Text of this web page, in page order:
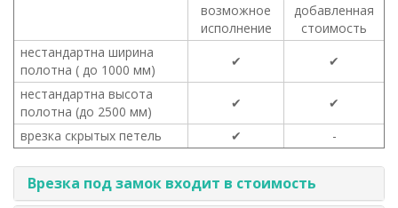
возможное
исполнение
добавленная
стоимость
нестандартна ширина
полотна ( до 1000 мм)
✔
✔
нестандартна высота
полотна (до 2500 мм)
✔
✔
врезка скрытых петель
✔ -
Врезка под замок входит в стоимость